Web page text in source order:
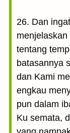
26. Dan
tentang
batasannya
dan Kami
engkau
pun dalam
Ku semata,